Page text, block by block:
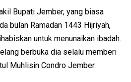
Bupati Jember, yang biasa
bulan Ramadan 1443 Hijriyah,
untuk menunaikan ibadah.
berbuka dia selalu memberi
Muhlisin Condro Jember.